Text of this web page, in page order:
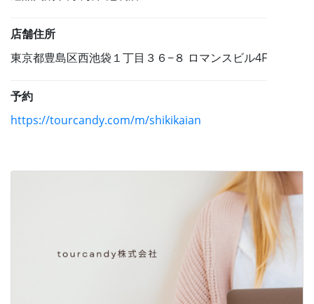
店舗住所
東京都豊島区西池袋１丁目３６−８ ロマンスビル4F
予約
https://tourcandy.com/m/shikikaian